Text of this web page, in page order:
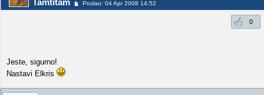
Tamtitam Poslao: 04 Apr 2008 14:52
0
Jeste, sigurno!
Nastavi Elkris